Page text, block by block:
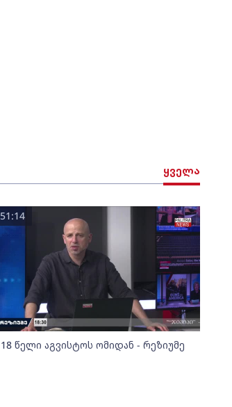
ყველა
18 წელი აგვისტოს ომიდან - რეზიუმე
51:14